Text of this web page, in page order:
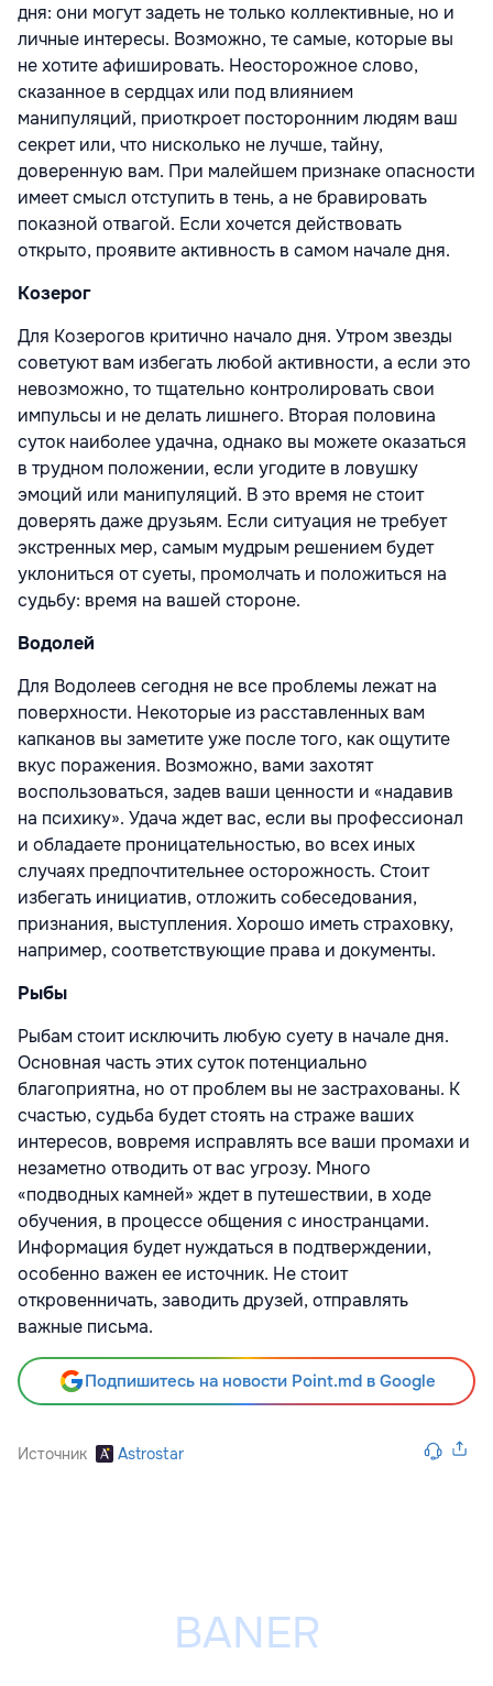
дня: они могут задеть не только коллективные, но и
личные интересы. Возможно, те самые, которые вы
не хотите афишировать. Неосторожное слово,
сказанное в сердцах или под влиянием
манипуляций, приоткроет посторонним людям ваш
секрет или, что нисколько не лучше, тайну,
доверенную вам. При малейшем признаке опасности
имеет смысл отступить в тень, а не бравировать
показной отвагой. Если хочется действовать
открыто, проявите активность в самом начале дня.
Козерог
Для Козерогов критично начало дня. Утром звезды
советуют вам избегать любой активности, а если это
невозможно, то тщательно контролировать свои
импульсы и не делать лишнего. Вторая половина
суток наиболее удачна, однако вы можете оказаться
в трудном положении, если угодите в ловушку
эмоций или манипуляций. В это время не стоит
доверять даже друзьям. Если ситуация не требует
экстренных мер, самым мудрым решением будет
уклониться от суеты, промолчать и положиться на
судьбу: время на вашей стороне.
Водолей
Для Водолеев сегодня не все проблемы лежат на
поверхности. Некоторые из расставленных вам
капканов вы заметите уже после того, как ощутите
вкус поражения. Возможно, вами захотят
воспользоваться, задев ваши ценности и «надавив
на психику». Удача ждет вас, если вы профессионал
и обладаете проницательностью, во всех иных
случаях предпочтительнее осторожность. Стоит
избегать инициатив, отложить собеседования,
признания, выступления. Хорошо иметь страховку,
например, соответствующие права и документы.
Рыбы
Рыбам стоит исключить любую суету в начале дня.
Основная часть этих суток потенциально
благоприятна, но от проблем вы не застрахованы. К
счастью, судьба будет стоять на страже ваших
интересов, вовремя исправлять все ваши промахи и
незаметно отводить от вас угрозу. Много
«подводных камней» ждет в путешествии, в ходе
обучения, в процессе общения с иностранцами.
Информация будет нуждаться в подтверждении,
особенно важен ее источник. Не стоит
откровенничать, заводить друзей, отправлять
важные письма.
Подпишитесь на новости Point.md в Google
Источник Astrostar